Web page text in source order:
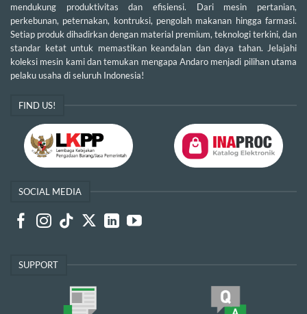
mendukung produktivitas dan efisiensi. Dari mesin pertanian,
perkebunan, peternakan, kontruksi, pengolah makanan hingga farmasi.
Setiap produk dihadirkan dengan material premium, teknologi terkini, dan
standar ketat untuk memastikan keandalan dan daya tahan. Jelajahi
koleksi mesin kami dan temukan mengapa Andaro menjadi pilihan utama
pelaku usaha di seluruh Indonesia!
FIND US!
SOCIAL MEDIA
SUPPORT